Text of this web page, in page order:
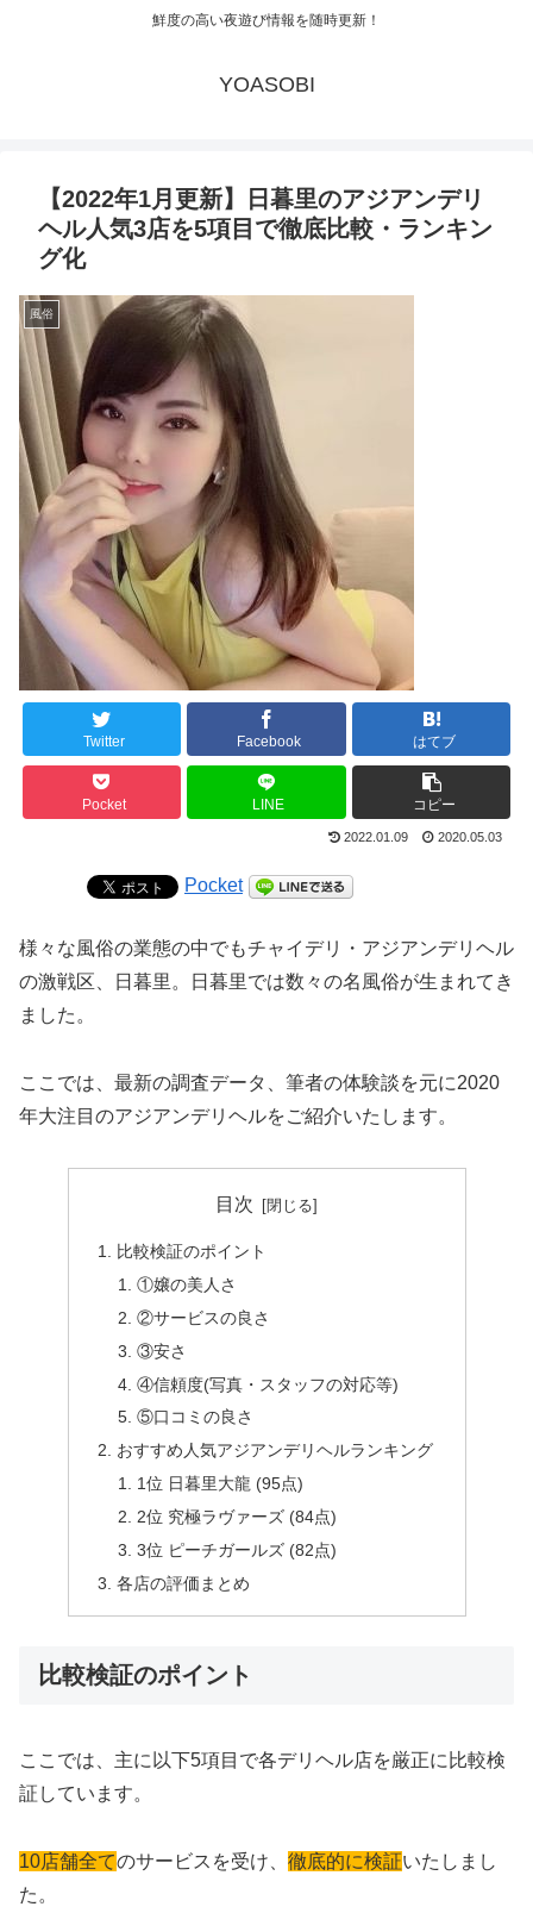
鮮度の高い夜遊び情報を随時更新！
YOASOBI
【2022年1月更新】日暮里のアジアンデリ
ヘル人気3店を5項目で徹底比較・ランキン
グ化
風俗
Twitter Facebook はてブ
Pocket LINE コピー
2022.01.09 2020.05.03
Pocket
様々な風俗の業態の中でもチャイデリ・アジアンデリヘル
の激戦区、日暮里。日暮里では数々の名風俗が生まれてき
ました。
ここでは、最新の調査データ、筆者の体験談を元に2020
年大注目のアジアンデリヘルをご紹介いたします。
目次
比較検証のポイント
①嬢の美人さ
②サービスの良さ
③安さ
④信頼度(写真・スタッフの対応等)
⑤口コミの良さ
おすすめ人気アジアンデリヘルランキング
1位 日暮里大龍 (95点)
2位 究極ラヴァーズ (84点)
3位 ピーチガールズ (82点)
各店の評価まとめ
比較検証のポイント
ここでは、主に以下5項目で各デリヘル店を厳正に比較検
証しています。
10店舗全てのサービスを受け、 徹底的に検証いたしまし
た。